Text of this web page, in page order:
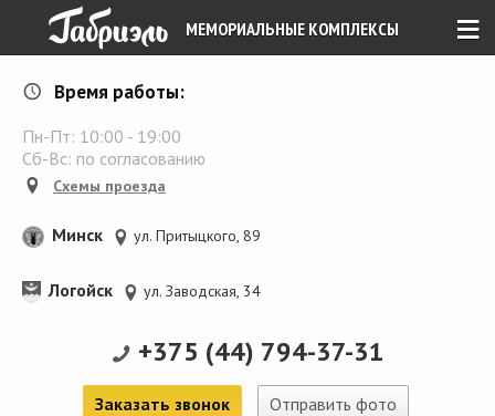
≡
МЕМОРИАЛЬНЫЕ КОМПЛЕКСЫ
Время работы:
Пн-Пт: 10:00 - 19:00
Сб-Вс: по согласованию
Схемы проезда
Минск ул. Притыцкого, 89
Логойск ул. Заводская, 34
+375 (44) 794-37-31
Заказать звонок Отправить фото